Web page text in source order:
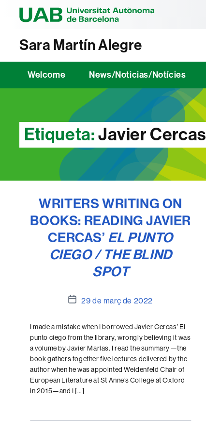
Sara Martín Alegre
Welcome News/Noticias/Notícies
Etiqueta:Javier Cercas
WRITERS WRITING ON
BOOKS: READING JAVIER
CERCAS’ EL PUNTO
CIEGO / THE BLIND
SPOT
Data
l'entrada
29 de març de 2022
I made a mistake when I borrowed Javier Cercas’ El
punto ciego from the library, wrongly believing it was
a volume by Javier Marías. I read the summary⁠—the
book gathers together five lectures delivered by the
author when he was appointed Weidenfeld Chair of
European Literature at St Anne’s College at Oxford
in 2015—and I […]